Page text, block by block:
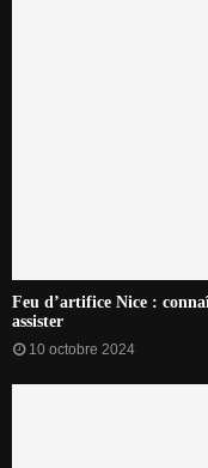
Feu d’artifice Nice :
assister
10 octobre 2024